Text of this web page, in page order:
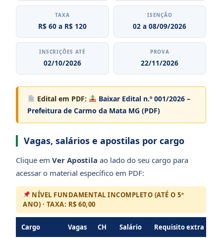
TAXA
R$ 60 a R$ 120
ISENÇÃO
02 a 08/09/2026
INSCRIÇÕES ATÉ
02/10/2026
PROVA
22/11/2026
Edital em PDF:
Baixar Edital n.º 001/2026 –
Prefeitura de Carmo da Mata MG (PDF)
Vagas, salários e apostilas por cargo
Clique em Ver Apostila ao lado do seu cargo para
acessar o material específico em PDF:
NÍVEL FUNDAMENTAL INCOMPLETO (ATÉ O 5º
ANO) · TAXA: R$ 60,00
Cargo Vagas CH Salário Requisito extra